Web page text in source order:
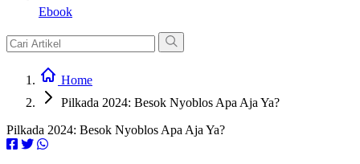
Ebook
Home
Pilkada 2024: Besok Nyoblos Apa Aja Ya?
Pilkada 2024: Besok Nyoblos Apa Aja Ya?